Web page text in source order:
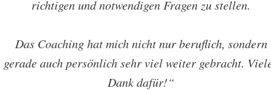
richtigen und notwendigen Fragen zu stellen.
Das Coaching hat mich nicht nur beruflich, sondern
gerade auch persönlich sehr viel weiter gebracht.
Dank dafür!“